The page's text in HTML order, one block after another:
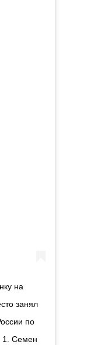
на
занял
по
1. Семен